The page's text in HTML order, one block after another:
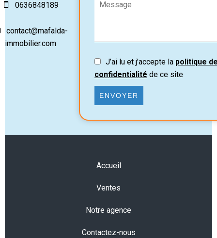
0636848189
contact@mafalda-
immobilier.com
J’ai lu et j'accepte la politique
confidentialité de ce site
ENVOYER
Accueil
Ventes
Notre agence
Contactez-nous